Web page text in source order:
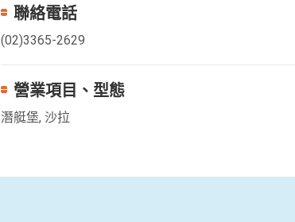
聯絡電話
(02)3365-2629
營業項目、型態
潛艇堡, 沙拉